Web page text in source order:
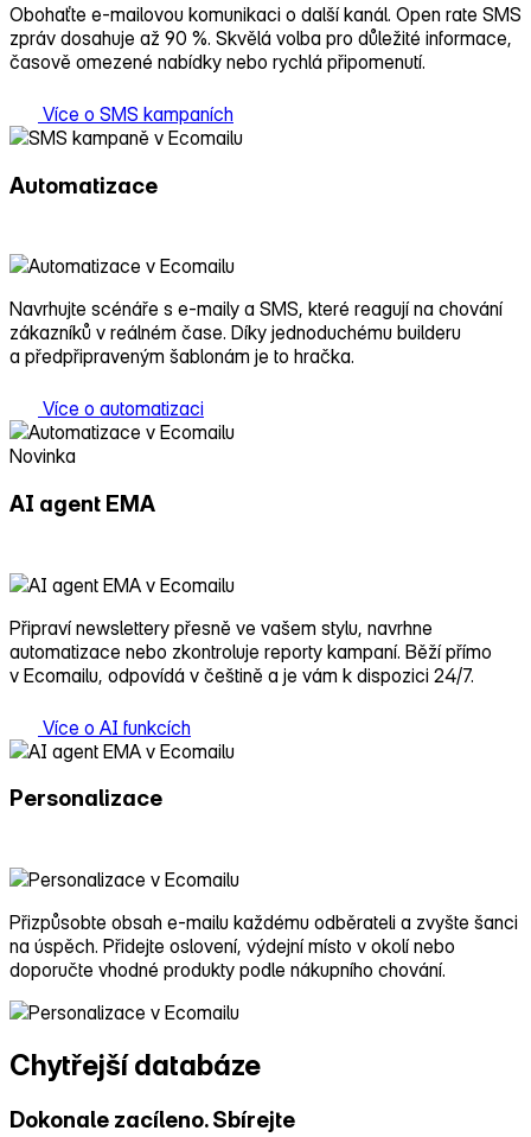
Obohaťte e‑mailovou komunikaci o další kanál. Open rate SMS
zpráv dosahuje až 90 %. Skvělá volba pro důležité informace,
časově omezené nabídky nebo rychlá připomenutí.
Více o SMS kampaních
Automatizace
Navrhujte scénáře s e‑maily a SMS, které reagují na chování
zákazníků v reálném čase. Díky jednoduchému builderu
a předpřipraveným šablonám je to hračka.
Více o automatizaci
Novinka
AI agent EMA
Připraví newslettery přesně ve vašem stylu, navrhne
automatizace nebo zkontroluje reporty kampaní. Běží přímo
v Ecomailu, odpovídá v češtině a je vám k dispozici 24/7.
Více o AI funkcích
Personalizace
Přizpůsobte obsah e‑mailu každému odběrateli a zvyšte šanci
na úspěch. Přidejte oslovení, výdejní místo v okolí nebo
doporučte vhodné produkty podle nákupního chování.
Chytřejší databáze
Dokonale zacíleno. Sbírejte